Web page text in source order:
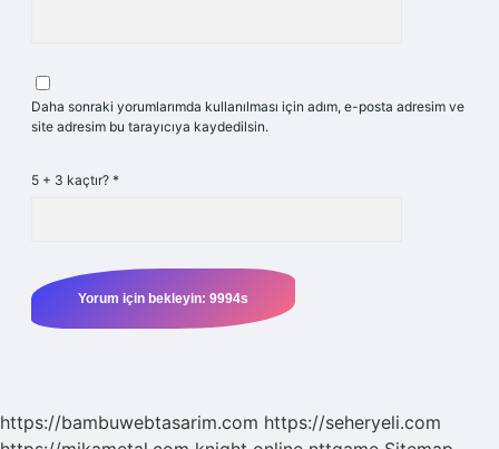
Daha sonraki yorumlarımda kullanılması için adım, e-posta adresim ve
site adresim bu tarayıcıya kaydedilsin.
5 + 3 kaçtır? *
https://bambuwebtasarim.com https://seheryeli.com